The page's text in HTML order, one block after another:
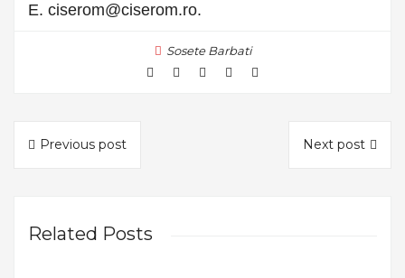
E. ciserom@ciserom.ro.
Sosete Barbati
Previous post Next post
Related Posts